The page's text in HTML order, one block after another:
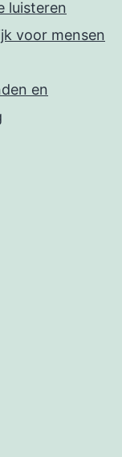
luisteren
voor mensen
en